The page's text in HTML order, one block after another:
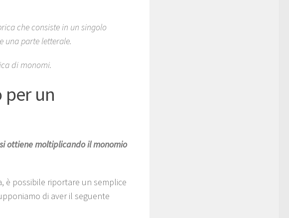
che consiste in un singolo
una parte letterale.
di monomi.
un
ottiene moltiplicando il monomio
è possibile riportare un semplice
di aver il seguente